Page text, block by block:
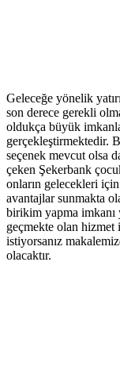
Geleceğe yönelik
son derece gerekli
oldukça büyük
gerçekleştirmektedir.
seçenek mevcut olsa
çeken Şekerbank
onların gelecekleri
avantajlar sunmakta
birikim yapma
geçmekte olan
istiyorsanız
olacaktır.